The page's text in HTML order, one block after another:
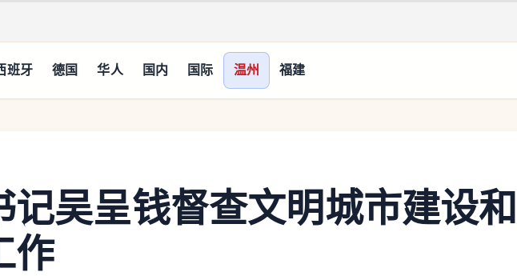
班牙 德国 华人 国内 国际 温州 福建
记吴呈钱督查文明城市建设和
作